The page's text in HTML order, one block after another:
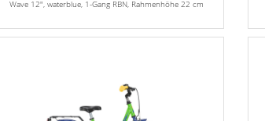
Wave 12", waterblue, 1-Gang RBN, Rahmenhöhe 22 cm